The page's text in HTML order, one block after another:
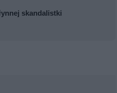
skandalistki